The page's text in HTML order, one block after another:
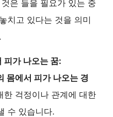
은 들을 필요가 있는 중
치고 있다는 것을 의미
피가 나오는 꿈:
몸에서 피가 나오는 경
한 걱정이나 관계에 대한
수 있습니다.